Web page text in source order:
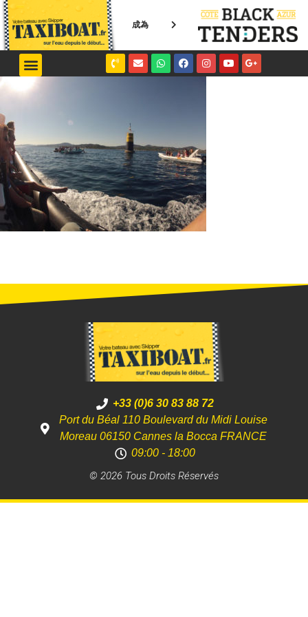
成為
+33 (0)6 30 83 88 72
Port du Béal 110 Boulevard du Midi Louise
Moreau 06150 Cannes la Bocca FRANCE
09:00 - 18:00
© 2026 Tous Droits Réservés